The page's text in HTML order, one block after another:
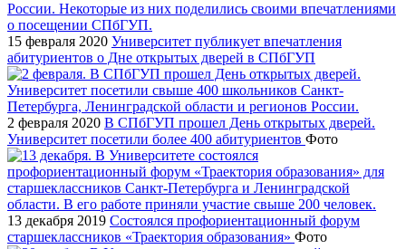
15 февраля 2020 Университет публикует впечатления
абитуриентов о Дне открытых дверей в СПбГУП
2 февраля 2020 В СПбГУП прошел День открытых дверей.
Университет посетили более 400 абитуриентов Фото
13 декабря 2019 Состоялся профориентационный форум
старшеклассников «Траектория образования» Фото